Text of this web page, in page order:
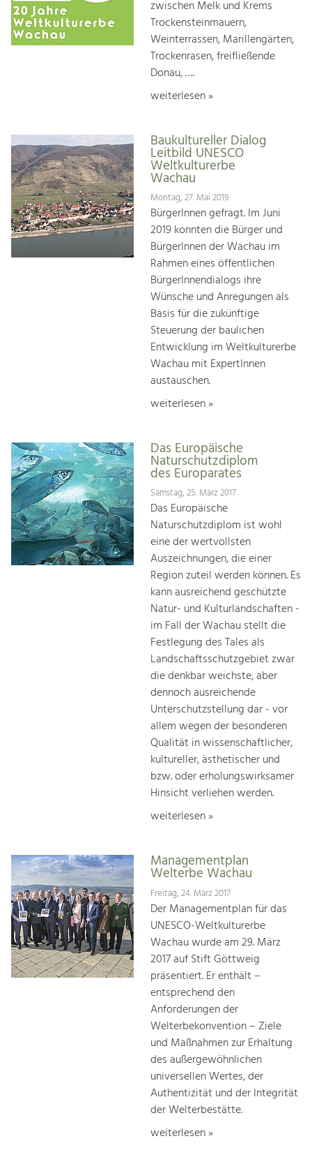
zwischen Melk und Krems
Trockensteinmauern,
Weinterrassen, Marillengärten,
Trockenrasen, freifließende
Donau, ….
weiterlesen »
Baukultureller Dialog
Leitbild UNESCO
Weltkulturerbe
Wachau
Montag, 27. Mai 2019
BürgerInnen gefragt. Im Juni
2019 konnten die Bürger und
BürgerInnen der Wachau im
Rahmen eines öffentlichen
BürgerInnendialogs ihre
Wünsche und Anregungen als
Basis für die zukünftige
Steuerung der baulichen
Entwicklung im Weltkulturerbe
Wachau mit ExpertInnen
austauschen.
weiterlesen »
Das Europäische
Naturschutzdiplom
des Europarates
Samstag, 25. März 2017
Das Europäische
Naturschutzdiplom ist wohl
eine der wertvollsten
Auszeichnungen, die einer
Region zuteil werden können. Es
kann ausreichend geschützte
Natur- und Kulturlandschaften -
im Fall der Wachau stellt die
Festlegung des Tales als
Landschaftsschutzgebiet zwar
die denkbar weichste, aber
dennoch ausreichende
Unterschutzstellung dar - vor
allem wegen der besonderen
Qualität in wissenschaftlicher,
kultureller, ästhetischer und
bzw. oder erholungswirksamer
Hinsicht verliehen werden.
weiterlesen »
Managementplan
Welterbe Wachau
Freitag, 24. März 2017
Der Managementplan für das
UNESCO-Weltkulturerbe
Wachau wurde am 29. März
2017 auf Stift Göttweig
präsentiert. Er enthält –
entsprechend den
Anforderungen der
Welterbekonvention – Ziele
und Maßnahmen zur Erhaltung
des außergewöhnlichen
universellen Wertes, der
Authentizität und der Integrität
der Welterbestätte.
weiterlesen »